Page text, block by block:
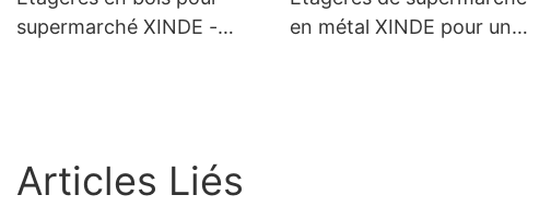
supermarché XINDE -
en métal XINDE pour un
Articles Liés